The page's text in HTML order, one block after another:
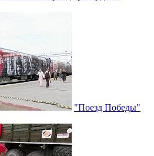
"Поезд Победы"